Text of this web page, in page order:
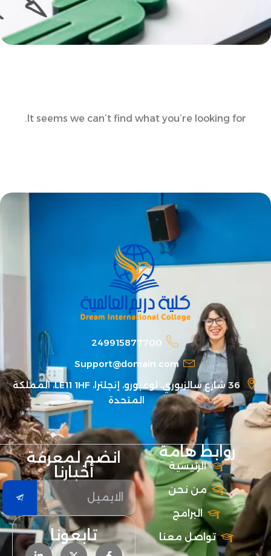
It seems we can’t find what you’re looking for.
249915877700
Support@domain.com
36 شارع سالزبوري، لوغبورو، إنجلترا، LE11 1HF، المملكة
المتحدة
روابط هامة
الرئيسية
من نحن
البرامج
تواصل معنا
انضم لمعرفة
أخبارنا
تابعونا